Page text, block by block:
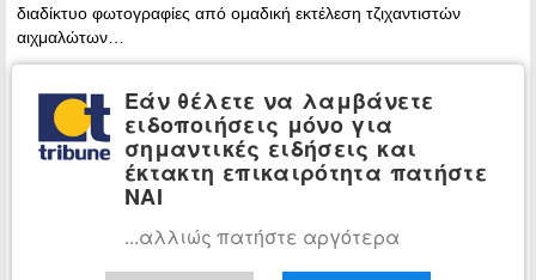
διαδίκτυο φωτογραφίες από ομαδική εκτέλεση τζιχαντιστών
αιχμαλώτων…
ΤΕΛΕΥΤΑΙΕΣ ΕΙΔΗΣΕΙΣ
ΚΟΣΜΟΣ: Βουλγαρία:
κοντά σε αγωγό φυσικού
αερίου
Εάν θέλετε να λαμβάνετε
ειδοποιήσεις μόνο για
σημαντικές ειδήσεις και
έκτακτη επικαιρότητα πατήστε
ΝΑΙ
...αλλιώς πατήστε αργότερα